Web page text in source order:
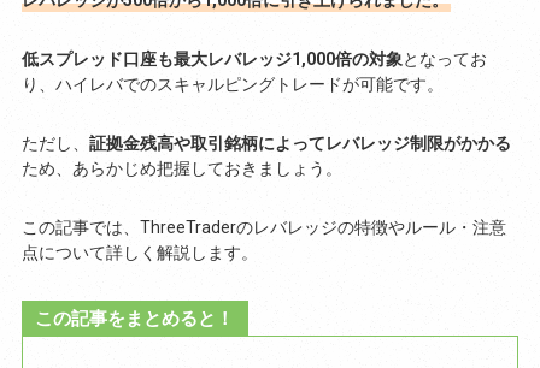
低スプレッド口座も最大レバレッジ1,000倍の対象となってお
り、ハイレバでのスキャルピングトレードが可能です。
ただし、 証拠金残高や取引銘柄によってレバレッジ制限がかかる
ため、あらかじめ把握しておきましょう。
この記事では、ThreeTraderのレバレッジの特徴やルール・注意
点について詳しく解説します。
この記事をまとめると！